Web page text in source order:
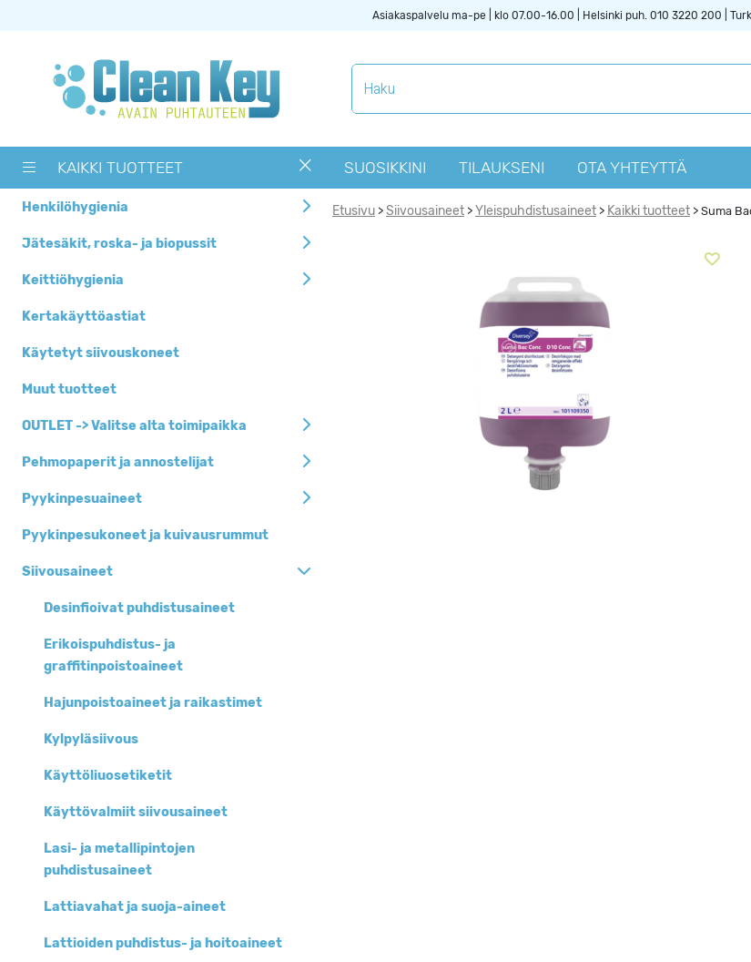
Asiakaspalvelu ma-pe | klo 07.00-16.00 | Helsinki puh. 010 3220 200 |
KAIKKI TUOTTEET SUOSIKKINI TILAUKSENI OTA YHTEYTTÄ
Henkilöhygienia
Jätesäkit, roska- ja biopussit
Keittiöhygienia
Kertakäyttöastiat
Käytetyt siivouskoneet
Muut tuotteet
OUTLET -> Valitse alta toimipaikka
Pehmopaperit ja annostelijat
Pyykinpesuaineet
Pyykinpesukoneet ja kuivausrummut
Siivousaineet
Desinfioivat puhdistusaineet
Erikoispuhdistus- ja
graffitinpoistoaineet
Hajunpoistoaineet ja raikastimet
Kylpyläsiivous
Käyttöliuosetiketit
Käyttövalmiit siivousaineet
Lasi- ja metallipintojen
puhdistusaineet
Lattiavahat ja suoja-aineet
Lattioiden puhdistus- ja hoitoaineet
Etusivu > Siivousaineet > Yleispuhdistusaineet > Kaikki tuotteet > Suma
Tuotekategoriat
Muut tuotteet
alta toimipaikka
Pyykinpesukoneet ja
Siivouskoneiden
tarvikkeet
Uutuudet
-tarvikkeet
Pehmopaperit ja
ja biopussit
Henkilöhygienia
Keittiöhygienia
Pyykinpesuaineet
Siivouskoneet
Suojaimet
Kertakäyttöastiat
Toimistotarvikkeet